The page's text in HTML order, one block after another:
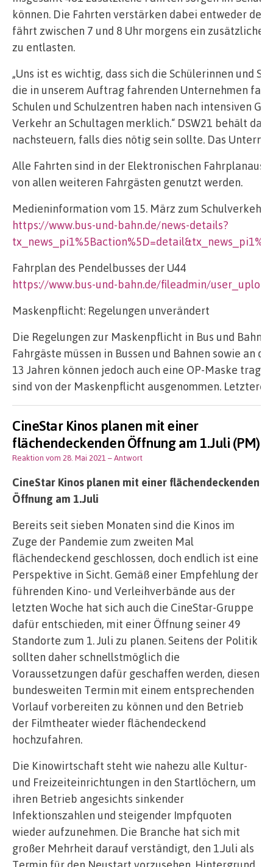
können. Die Fahrten verstärken dabei entweder
fährt zwischen 7 und 8 Uhr morgens ein
zu entlasten.
„Uns ist es wichtig, dass sich die Schülerinnen und
die in unserem Auftrag fahrenden Unternehmen
Schulen und Schulzentren haben nach intensiven
Verkehr an Schultagen merklich.“ DSW21 behält
nachsteuern, falls dies nötig sein sollte. Das
Alle Fahrten sind in der Elektronischen
von allen weiteren Fahrgästen genutzt werden.
Medieninformation vom 15. März zum Schulverkehr
https://www.bus-und-bahn.de/news-details?
Fahrplan des Pendelbusses der U44
https://www.bus-und-bahn.de/fileadmin/
Maskenpflicht: Regelungen unverändert
Die Regelungen zur Maskenpflicht in Bus und Bahn
Fahrgäste müssen in Bussen und Bahnen sowie an
13 Jahren können jedoch auch eine OP-Maske
sind von der Maskenpflicht ausgenommen.
CineStar Kinos planen mit einer
flächendeckenden Öffnung am 1.Juli (PM)
Reaktion vom 28. Mai 2021 – Antwort
CineStar Kinos planen mit einer flächendeckenden
Öffnung am 1.Juli
Bereits seit sieben Monaten sind die Kinos im
Zuge der Pandemie zum zweiten Mal
flächendeckend geschlossen, doch endlich ist eine
Perspektive in Sicht. Gemäß einer Empfehlung der
führenden Kino- und Verleihverbände aus der
letzten Woche hat sich auch die CineStar-Gruppe
dafür entschieden, mit einer Öffnung seiner 49
Standorte zum 1. Juli zu planen. Seitens der Politik
sollten daher schnellstmöglich die
Voraussetzungen dafür geschaffen werden, diesen
bundesweiten Termin mit einem entsprechenden
Vorlauf vorbereiten zu können und den Betrieb
der Filmtheater wieder flächendeckend
hochzufahren.
Die Kinowirtschaft steht wie nahezu alle Kultur-
und Freizeiteinrichtungen in den Startlöchern, um
ihren Betrieb angesichts sinkender
Infektionszahlen und steigender Impfquoten
wieder aufzunehmen. Die Branche hat sich mit
großer Mehrheit darauf verständigt, den 1.Juli als